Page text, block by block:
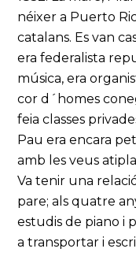
néixer a Puerto
catalans. Es van
era federalista
música, era
cor d´homes
feia classes
Pau era encara
amb les veus
Va tenir una
pare; als quatre
estudis de piano i
a transportar i